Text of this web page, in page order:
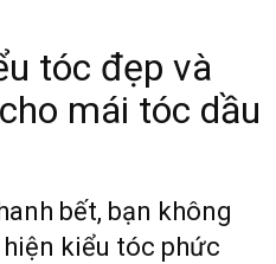
tóc đẹp và
mái tóc dầu
bết, bạn không
kiểu tóc phức